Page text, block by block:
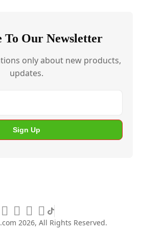
To Our Newsletter
only about new products,
updates.
Sign Up
2026, All Rights Reserved.